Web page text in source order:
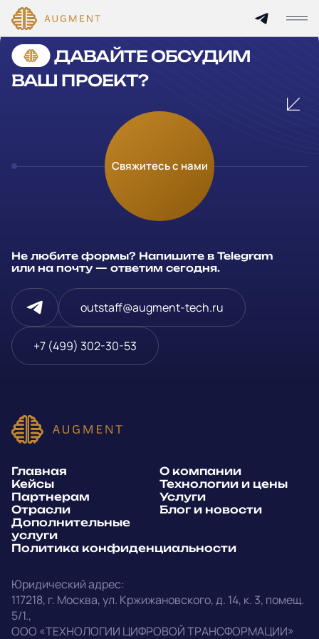
Написать в Telegram
outstaff@augment-tech.ru
Главная
Технологии и цены
Услуги
Отрасли
Блог и новости
Политика
конфиденциальности
Cannot find 'services' template with page 'detail'
ДАВАЙТЕ ОБСУДИМ
ВАШ ПРОЕКТ?
Свяжитесь с нами
Не любите формы? Напишите в Telegram
или на почту — ответим сегодня.
outstaff@augment-tech.ru
+7 (499) 302-30-53
Юридический адрес:
117218, г. Москва,ул. Кржижановского, д. 14, к. 3, помещ.
5/1.,
ООО «ТЕХНОЛОГИИ ЦИФРОВОЙ ТРАНСФОРМАЦИИ»
Главная
О компании
Кейсы
Технологии и цены
Партнерам
Услуги
Отрасли
Блог и новости
Дополнительные
услуги
Политика конфиденциальности
Оставьте заявку
Заполните и отправьте данные и мы свяжемся с вами в
течение рабочего дня
Компания
Телефон*
E-mail
Telegram
WhatsApp
E-mail
Позвонить
Напишите, какие специалисты, в каком количестве и как
срочно нужны на ваш проект
Прикрепить файл